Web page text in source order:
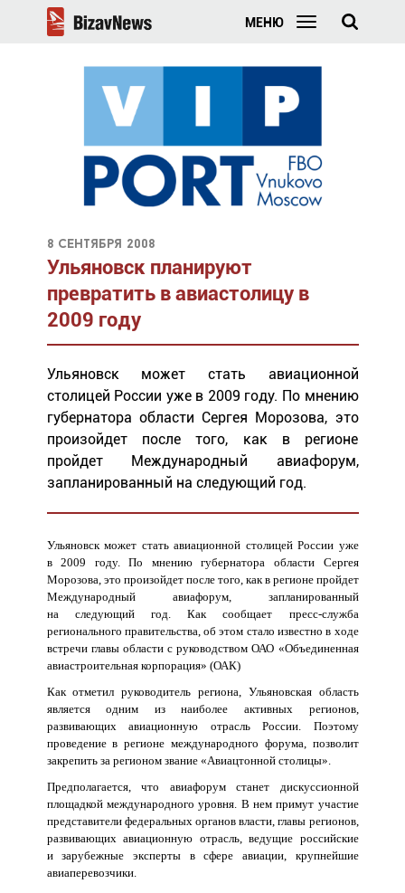
МЕНЮ
8 сентября 2008
Ульяновск планируют
превратить в авиастолицу в
2009 году
Ульяновск может стать авиационной
столицей России уже в 2009 году. По мнению
губернатора области Сергея Морозова, это
произойдет после того, как в регионе
пройдет Международный авиафорум,
запланированный на следующий год.
Ульяновск может стать авиационной столицей России уже
в 2009 году. По мнению губернатора области Сергея
Морозова, это произойдет после того, как в регионе пройдет
Международный авиафорум, запланированный
на следующий год. Как сообщает пресс-служба
регионального правительства, об этом стало известно в ходе
встречи главы области с руководством ОАО «Объединенная
авиастроительная корпорация» (ОАК)
Как отметил руководитель региона, Ульяновская область
является одним из наиболее активных регионов,
развивающих авиационную отрасль России. Поэтому
проведение в регионе международного форума, позволит
закрепить за регионом звание «Авиацтонной столицы».
Предполагается, что авиафорум станет дискуссионной
площадкой международного уровня. В нем примут участие
представители федеральных органов власти, главы регионов,
развивающих авиационную отрасль, ведущие российские
и зарубежные эксперты в сфере авиации, крупнейшие
авиаперевозчики.